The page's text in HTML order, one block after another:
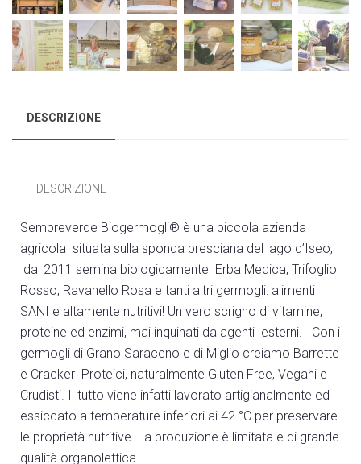
DESCRIZIONE
DESCRIZIONE
Sempreverde Biogermogli® è una piccola azienda
agricola situata sulla sponda bresciana del lago d’Iseo;
dal 2011 semina biologicamente Erba Medica, Trifoglio
Rosso, Ravanello Rosa e tanti altri germogli: alimenti
SANI e altamente nutritivi! Un vero scrigno di vitamine,
proteine ed enzimi, mai inquinati da agenti esterni. Con i
germogli di Grano Saraceno e di Miglio creiamo Barrette
e Cracker Proteici, naturalmente Gluten Free, Vegani e
Crudisti. Il tutto viene infatti lavorato artigianalmente ed
essiccato a temperature inferiori ai 42 °C per preservare
le proprietà nutritive. La produzione è limitata e di grande
qualità organolettica.